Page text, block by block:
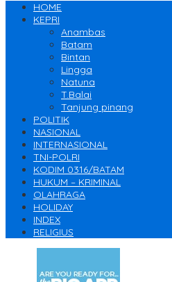
HOME
KEPRI
Anambas
Batam
Bintan
Lingga
Natuna
T.Balai
Tanjung pinang
POLITIK
NASIONAL
INTERNASIONAL
TNI-POLRI
KODIM 0316/BATAM
HUKUM – KRIMINAL
OLAHRAGA
HOLIDAY
INDEX
RELIGIUS